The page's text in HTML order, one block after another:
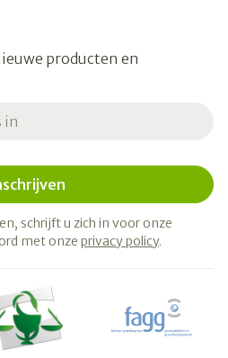
producten en
schrijft u zich in voor onze
met onze privacy policy.